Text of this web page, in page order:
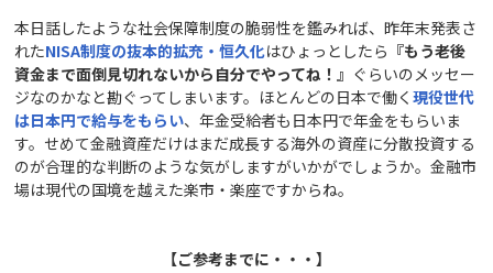
本日話したような社会保障制度の脆弱性を鑑みれば、昨年末発表さ
れたNISA制度の抜本的拡充・恒久化はひょっとしたら 『もう老後
資金まで面倒見切れないから自分でやってね！』 ぐらいのメッセー
ジなのかなと勘ぐってしまいます。ほとんどの日本で働く現役世代
は日本円で給与をもらい、年金受給者も日本円で年金をもらいま
す。せめて金融資産だけはまだ成長する海外の資産に分散投資する
のが合理的な判断のような気がしますがいかがでしょうか。金融市
場は現代の国境を越えた楽市・楽座ですからね。
【ご参考までに・・・】